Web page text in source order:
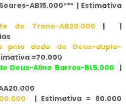
AB15.000*** | Estimativa
do Trono-AB20.000 |
|
pelo dedo de Deus-duplo-
=70.000
Deus-Aline Barros-BL5.000
|
| Estimativa = 80.000